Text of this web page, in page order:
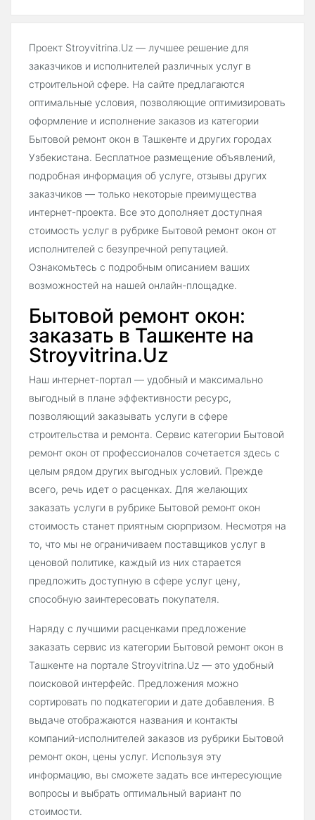
Проект Stroyvitrina.Uz — лучшее решение для
заказчиков и исполнителей различных услуг в
строительной сфере. На сайте предлагаются
оптимальные условия, позволяющие оптимизировать
оформление и исполнение заказов из категории
Бытовой ремонт окон в Ташкенте и других городах
Узбекистана. Бесплатное размещение объявлений,
подробная информация об услуге, отзывы других
заказчиков — только некоторые преимущества
интернет-проекта. Все это дополняет доступная
стоимость услуг в рубрике Бытовой ремонт окон от
исполнителей с безупречной репутацией.
Ознакомьтесь с подробным описанием ваших
возможностей на нашей онлайн-площадке.
Бытовой ремонт окон:
заказать в Ташкенте на
Stroyvitrina.Uz
Наш интернет-портал — удобный и максимально
выгодный в плане эффективности ресурс,
позволяющий заказывать услуги в сфере
строительства и ремонта. Сервис категории Бытовой
ремонт окон от профессионалов сочетается здесь с
целым рядом других выгодных условий. Прежде
всего, речь идет о расценках. Для желающих
заказать услуги в рубрике Бытовой ремонт окон
стоимость станет приятным сюрпризом. Несмотря на
то, что мы не ограничиваем поставщиков услуг в
ценовой политике, каждый из них старается
предложить доступную в сфере услуг цену,
способную заинтересовать покупателя.
Наряду с лучшими расценками предложение
заказать сервис из категории Бытовой ремонт окон в
Ташкенте на портале Stroyvitrina.Uz — это удобный
поисковой интерфейс. Предложения можно
сортировать по подкатегории и дате добавления. В
выдаче отображаются названия и контакты
компаний-исполнителей заказов из рубрики Бытовой
ремонт окон, цены услуг. Используя эту
информацию, вы сможете задать все интересующие
вопросы и выбрать оптимальный вариант по
стоимости.